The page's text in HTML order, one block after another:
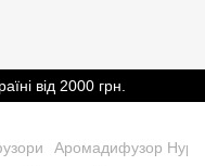
від 2000 грн.
Аромадифузор